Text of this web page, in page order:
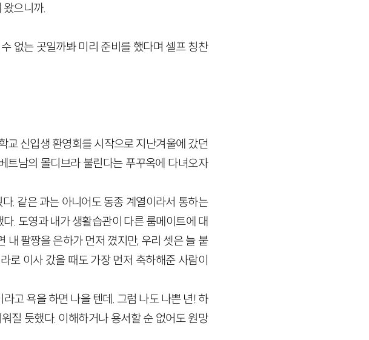
왔으니까.
없는 곳일까봐 미리 준비를 했다며 셀프 칭찬
교 신입생 환영회를 시작으로 지난겨울에 갔던
트남의 몰디브라 불린다는 푸꾸옥에 다녀오자
. 같은 과는 아니어도 동종 계열이라서 통하는
. 도영과 내가 생활습관이 다른 룸메이트에 대
내 팔짱을 은하가 먼저 꼈지만, 우리 셋은 늘 붙
로 이사 갔을 때도 가장 먼저 축하해준 사람이
고 욕을 하면 나을 텐데. 그럼 나도 나쁜 년! 하
질 듯했다. 이해하거나 용서할 순 없어도 원망